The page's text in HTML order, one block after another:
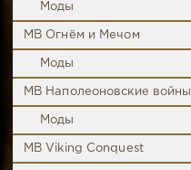
Моды
MB Огнём и Мечом
Моды
MB Наполеоновские войны
Моды
MB Viking Conquest